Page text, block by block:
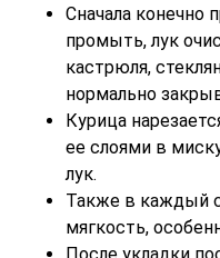
Сначала конечно
промыть, лук
кастрюля,
нормально
Курица
ее слоями в
лук.
Также в каждый
мягкость,